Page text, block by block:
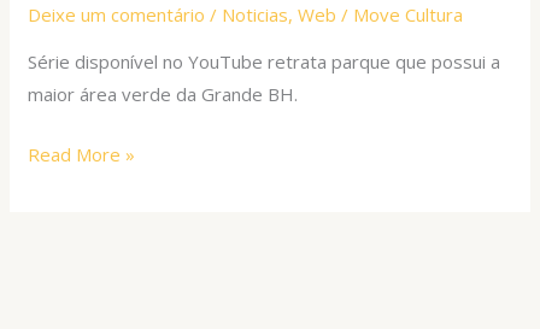
Deixe um comentário / Noticias,Web / Move Cultura
Série disponível no YouTube retrata parque que possui a
maior área verde da Grande BH.
Read More »